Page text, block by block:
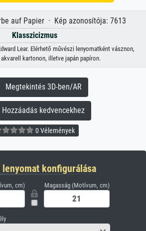
auf Papier · Kép azonosítója: 7613
Klasszicizmus
Lear. Elérhető művészi lenyomatként vásznon,
kartonon, illetve japán papíron.
Megtekintés 3D-ben/AR
Hozzáadás kedvencekhez
0 Vélemények
konfigurálása
cm) Magasság (Motívum, cm)